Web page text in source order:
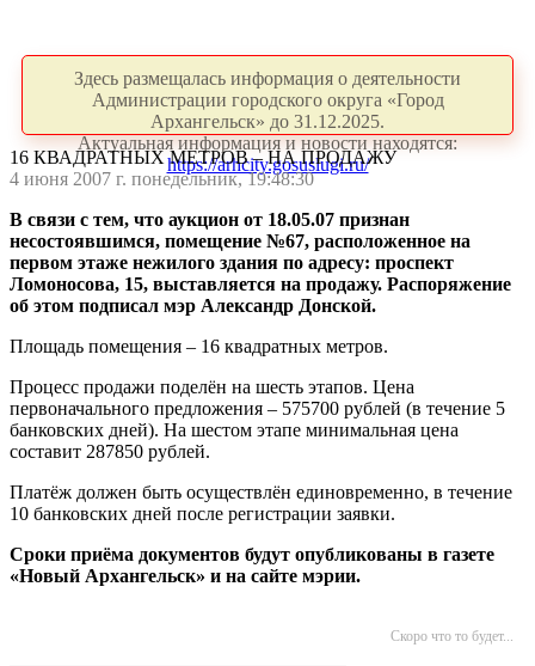
Здесь размещалась информация о деятельности
Администрации городского округа «Город
Архангельск» до 31.12.2025.
Актуальная информация и новости находятся:
https://arhcity.gosuslugi.ru/
16 КВАДРАТНЫХ МЕТРОВ – НА ПРОДАЖУ
4 июня 2007 г. понедельник, 19:48:30
В связи с тем, что аукцион от 18.05.07 признан
несостоявшимся, помещение №67, расположенное на
первом этаже нежилого здания по адресу: проспект
Ломоносова, 15, выставляется на продажу. Распоряжение
об этом подписал мэр Александр Донской.
Площадь помещения – 16 квадратных метров.
Процесс продажи поделён на шесть этапов. Цена
первоначального предложения – 575700 рублей (в течение 5
банковских дней). На шестом этапе минимальная цена
составит 287850 рублей.
Платёж должен быть осуществлён единовременно, в течение
10 банковских дней после регистрации заявки.
Сроки приёма документов будут опубликованы в газете
«Новый Архангельск» и на сайте мэрии.
Скоро что то будет...